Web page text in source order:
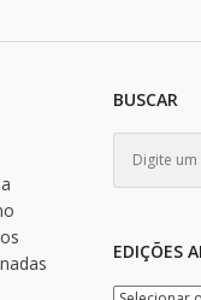
BUSCAR
EDIÇÕES